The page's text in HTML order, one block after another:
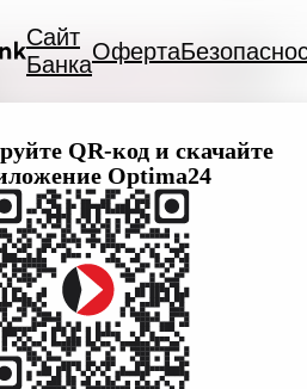
Сайт
Банка
Оферта
QR-код и скачайте
Optima24